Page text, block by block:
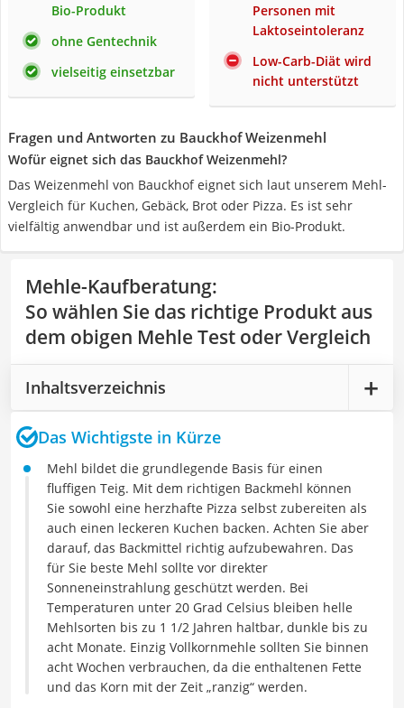
Bio-Produkt
ohne Gentechnik
vielseitig einsetzbar
Personen mit
Laktoseintoleranz
Low-Carb-Diät wird
nicht unterstützt
Fragen und Antworten zu Bauckhof Weizenmehl
Wofür eignet sich das Bauckhof Weizenmehl?
Das Weizenmehl von Bauckhof eignet sich laut unserem Mehl-
Vergleich für Kuchen, Gebäck, Brot oder Pizza. Es ist sehr
vielfältig anwendbar und ist außerdem ein Bio-Produkt.
Mehle-Kaufberatung:
So wählen Sie das richtige Produkt aus
dem obigen Mehle Test oder Vergleich
Inhaltsverzeichnis
Das Wichtigste in Kürze
Mehl bildet die grundlegende Basis für einen
fluffigen Teig. Mit dem richtigen Backmehl können
Sie sowohl eine herzhafte Pizza selbst zubereiten als
auch einen leckeren Kuchen backen. Achten Sie aber
darauf, das Backmittel richtig aufzubewahren. Das
für Sie beste Mehl sollte vor direkter
Sonneneinstrahlung geschützt werden. Bei
Temperaturen unter 20 Grad Celsius bleiben helle
Mehlsorten bis zu 1 1/2 Jahren haltbar, dunkle bis zu
acht Monate. Einzig Vollkornmehle sollten Sie binnen
acht Wochen verbrauchen, da die enthaltenen Fette
und das Korn mit der Zeit „ranzig“ werden.